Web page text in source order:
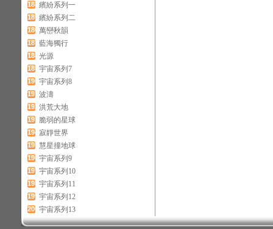
184 繽紛系列一
185 繽紛系列二
186 萬巒秋韻
187 藍海獨行
188 光源
189 宇宙系列7
190 宇宙系列8
191 波濤
192 洪荒大地
193 脆弱的星球
194 寂靜世界
195 慧星撞地球
196 宇宙系列9
197 宇宙系列10
198 宇宙系列11
199 宇宙系列12
200 宇宙系列13